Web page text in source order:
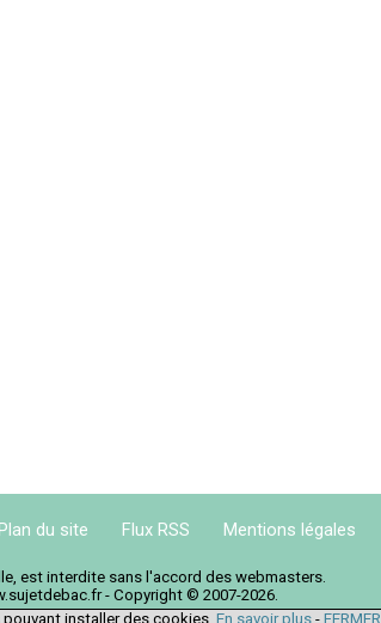
du site Flux RSS Mentions légales
est interdite sans l'accord des webmasters.
- Copyright © 2007-2026.
installer des cookies. En savoir plus- FERMER